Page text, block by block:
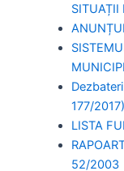
SITUAȚII
177/2017)
LISTA
52/2003